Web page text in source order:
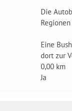
Die
Eine
dort zur
0,00 km
Ja